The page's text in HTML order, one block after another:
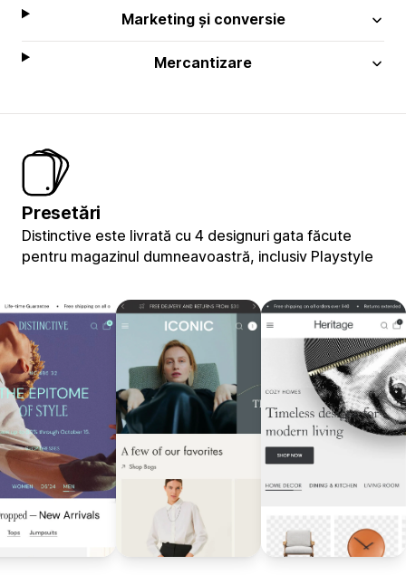
Marketing și conversie
Mercantizare
Presetări
Distinctive este livrată cu 4 designuri gata făcute
pentru magazinul dumneavoastră, inclusiv Playstyle